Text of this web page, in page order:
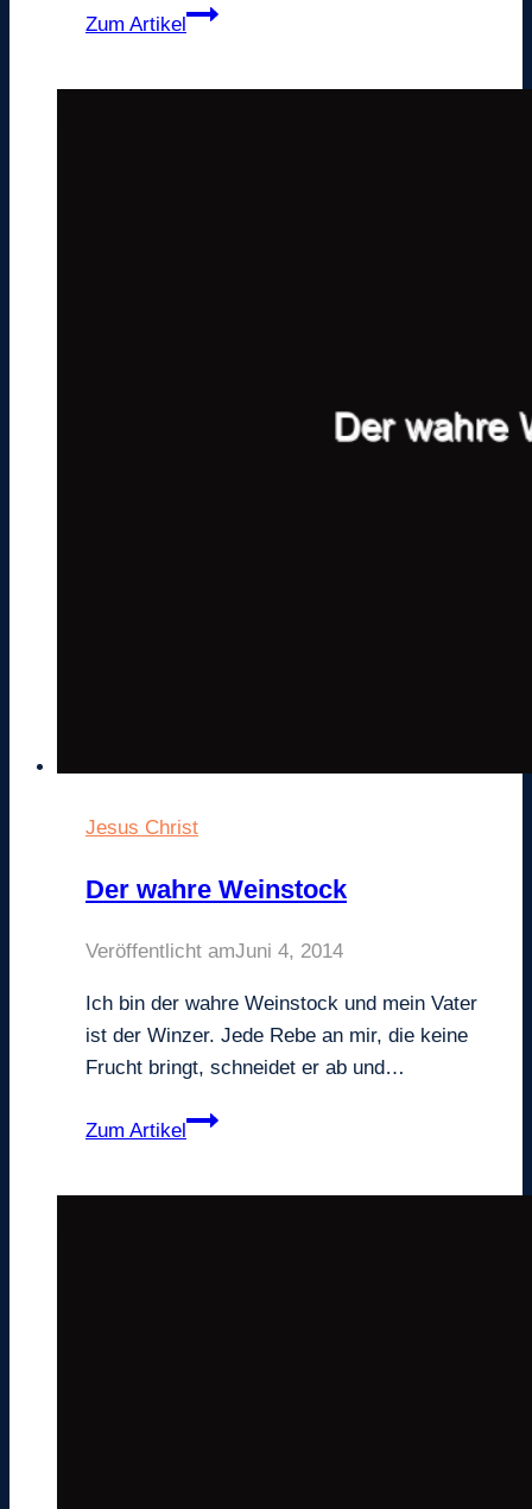
Zum Artikel
Der
Jesus Christ
Der wahre Weinstock
Veröffentlicht amJuni 4, 2014
Ich bin der wahre Weinstock und mein Vater
ist der Winzer. Jede Rebe an mir, die keine
Frucht bringt, schneidet er ab und…
Zum Artikel
Der